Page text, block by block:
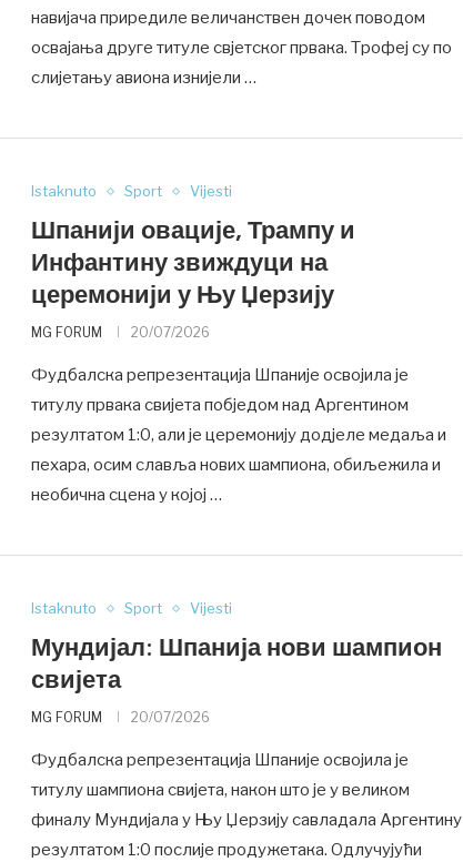
навијача приредиле величанствен дочек поводом
освајања друге титуле свјетског првака. Трофеј су по
слијетању авиона изнијели …
Istaknuto Sport Vijesti
Шпанији овације, Трампу и
Инфантину звиждуци на
церемонији у Њу Џерзију
MG FORUM 20/07/2026
Фудбалска репрезентација Шпаније освојила је
титулу првака свијета побједом над Аргентином
резултатом 1:0, али је церемонију додјеле медаља и
пехара, осим славља нових шампиона, обиљежила и
необична сцена у којој …
Istaknuto Sport Vijesti
Мундијал: Шпанија нови шампион
свијета
MG FORUM 20/07/2026
Фудбалска репрезентација Шпаније освојила је
титулу шампиона свијета, након што је у великом
финалу Мундијала у Њу Џерзију савладала Аргентину
резултатом 1:0 послије продужетака. Одлучујући